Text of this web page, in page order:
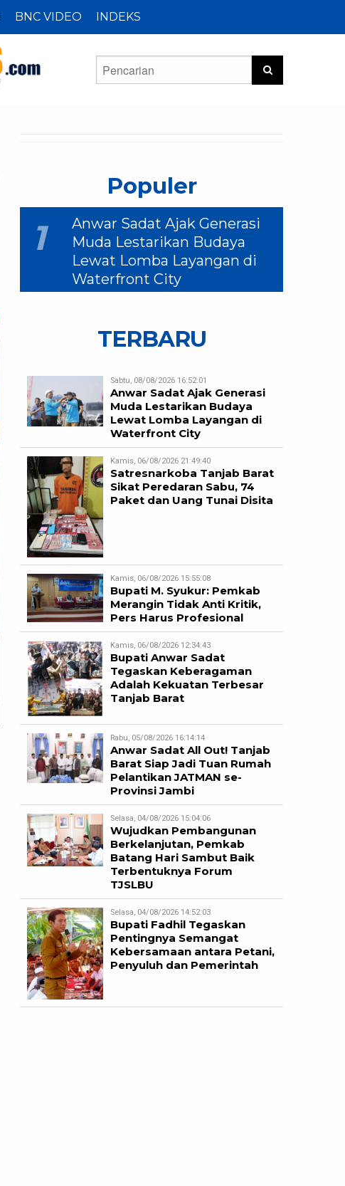
BNC VIDEO INDEKS
Populer
1
Anwar Sadat Ajak Generasi
Muda Lestarikan Budaya
Lewat Lomba Layangan di
Waterfront City
TERBARU
Sabtu, 08/08/2026 16:52:01
Anwar Sadat Ajak Generasi
Muda Lestarikan Budaya
Lewat Lomba Layangan di
Waterfront City
Kamis, 06/08/2026 21:49:40
Satresnarkoba Tanjab Barat
Sikat Peredaran Sabu, 74
Paket dan Uang Tunai Disita
Kamis, 06/08/2026 15:55:08
Bupati M. Syukur: Pemkab
Merangin Tidak Anti Kritik,
Pers Harus Profesional
Kamis, 06/08/2026 12:34:43
Bupati Anwar Sadat
Tegaskan Keberagaman
Adalah Kekuatan Terbesar
Tanjab Barat
Rabu, 05/08/2026 16:14:14
Anwar Sadat All Out! Tanjab
Barat Siap Jadi Tuan Rumah
Pelantikan JATMAN se-
Provinsi Jambi
Selasa, 04/08/2026 15:04:06
Wujudkan Pembangunan
Berkelanjutan, Pemkab
Batang Hari Sambut Baik
Terbentuknya Forum
TJSLBU
Selasa, 04/08/2026 14:52:03
Bupati Fadhil Tegaskan
Pentingnya Semangat
Kebersamaan antara Petani,
Penyuluh dan Pemerintah